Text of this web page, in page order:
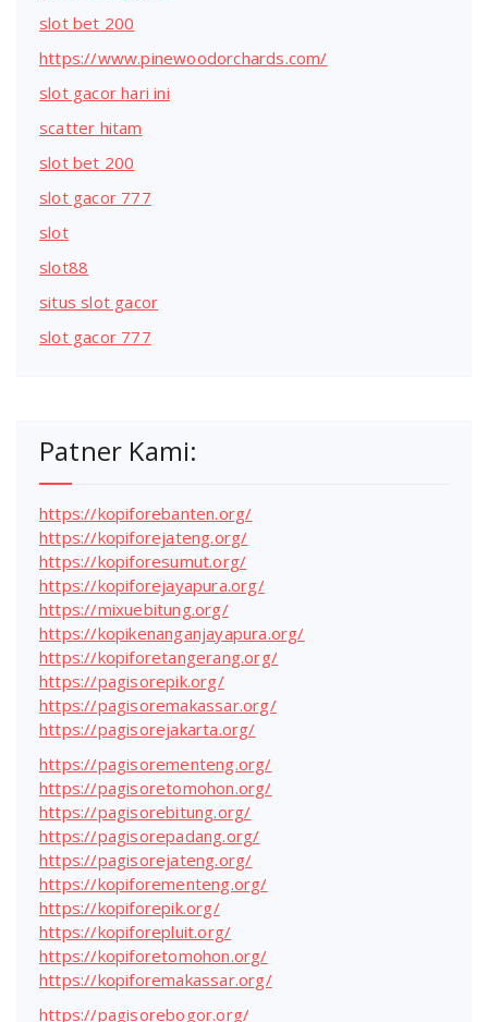
slot bet 200
https://www.pinewoodorchards.com/
slot gacor hari ini
scatter hitam
slot bet 200
slot gacor 777
slot
slot88
situs slot gacor
slot gacor 777
Patner Kami:
https://kopiforebanten.org/
https://kopiforejateng.org/
https://kopiforesumut.org/
https://kopiforejayapura.org/
https://mixuebitung.org/
https://kopikenanganjayapura.org/
https://kopiforetangerang.org/
https://pagisorepik.org/
https://pagisoremakassar.org/
https://pagisorejakarta.org/
https://pagisorementeng.org/
https://pagisoretomohon.org/
https://pagisorebitung.org/
https://pagisorepadang.org/
https://pagisorejateng.org/
https://kopiforementeng.org/
https://kopiforepik.org/
https://kopiforepluit.org/
https://kopiforetomohon.org/
https://kopiforemakassar.org/
https://pagisorebogor.org/